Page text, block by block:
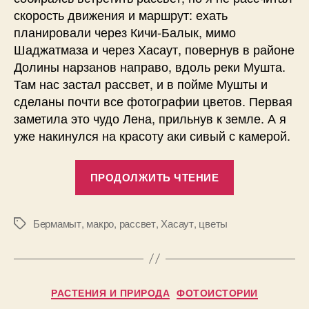
скорость движения и маршрут: ехать
планировали через Кичи-Балык, мимо
Шаджатмаза и через Хасаут, повернув в районе
Долины нарзанов направо, вдоль реки Мушта.
Там нас застал рассвет, и в пойме Мушты и
сделаны почти все фотографии цветов. Первая
заметила это чудо Лена, прильнув к земле. А я
уже накинулся на красоту аки сивый с камерой.
ПРОДОЛЖИТЬ ЧТЕНИЕ
цветов
от
МеткиБермамыт, макро, рассвет, Хасаут, цветы
Рубрики
РАСТЕНИЯ И ПРИРОДА ФОТОИСТОРИИ
в
о